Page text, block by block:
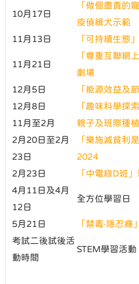
10月17日
「做個盡責的
疫偵緝犬示範
11月13日 「可持續生態
11月21日
「尊重互聯網
劇場
12月5日 「能源效益及
12月8日
「趣味科學探
11月至2月
親子及班際種
2月20日至2月
23日
「樂施滅貧利
2024
2月23日 「中電綠D班
4月11日及4月
12日
全方位學習日
5月21日 「禁毒‧隱忍癮
考試二後試後活
動時間
STEM學習活動